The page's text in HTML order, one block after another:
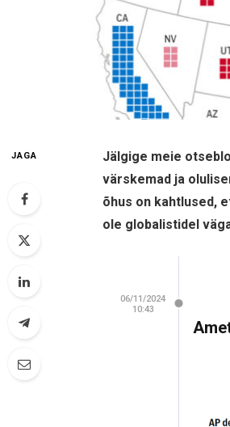
JAGA
Jälgige meie
värskemad ja
õhus on kahtlused,
ole globalistidel
06/11/2024
10:43